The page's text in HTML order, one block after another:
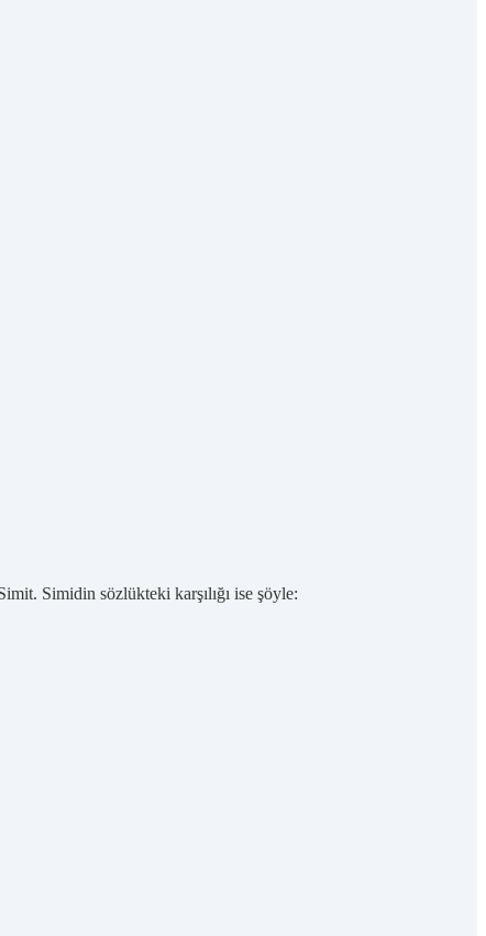
Simidin sözlükteki karşılığı ise şöyle: